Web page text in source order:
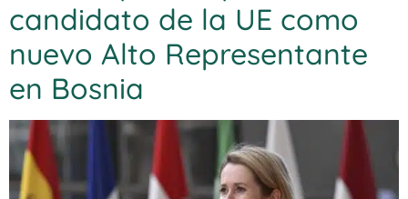
candidato de la UE como
nuevo Alto Representante
en Bosnia